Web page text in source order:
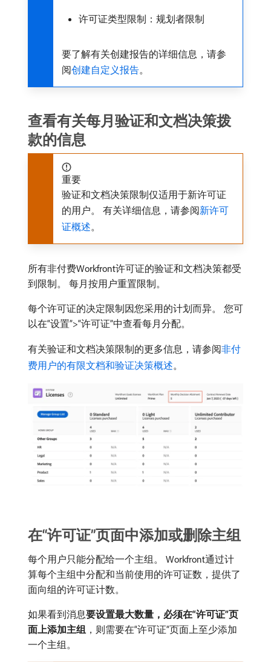
许可证类型限制：规划者限制
要了解有关创建报告的详细信息，请参
阅创建自定义报告。
查看有关每月验证和文档决策拨
款的信息
重要
验证和文档决策限制仅适用于新许可证
的用户。 有关详细信息，请参阅新许可
证概述。
所有非付费Workfront许可证的验证和文档决策都受
到限制。 每月按用户重置限制。
每个许可证的决定限制因您采用的计划而异。 您可
以在“设置”>“许可证”中查看每月分配。
有关验证和文档决策限制的更多信息，请参阅非付
费用户的有限文档和验证决策概述。
在“许可证”页面中添加或删除主组
每个用户只能分配给一个主组。 Workfront通过计
算每个主组中分配和当前使用的许可证数，提供了
面向组的许可证计数。
如果看到消息​要设置最大数量，必须在“许可证”页
面上添加主组 ，则需要在“许可证”页面上至少添加
一个主组。